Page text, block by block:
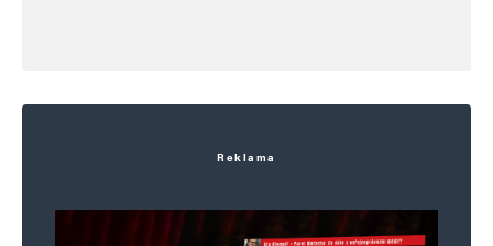
Reklama